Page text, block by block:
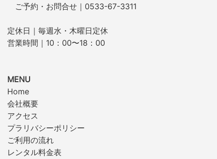
ご予約・お問合せ｜0533-67-3311
定休日｜毎週水・木曜日定休
営業時間｜10：00〜18：00
MENU
Home
会社概要
アクセス
プラリバシーポリシー
ご利用の流れ
レンタル料金表